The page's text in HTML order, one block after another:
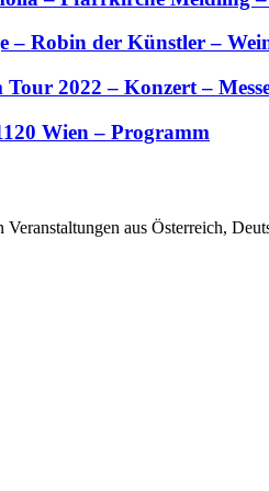
– Robin der Künstler –
2022 – Konzert –
Wien – Programm
aus Österreich,